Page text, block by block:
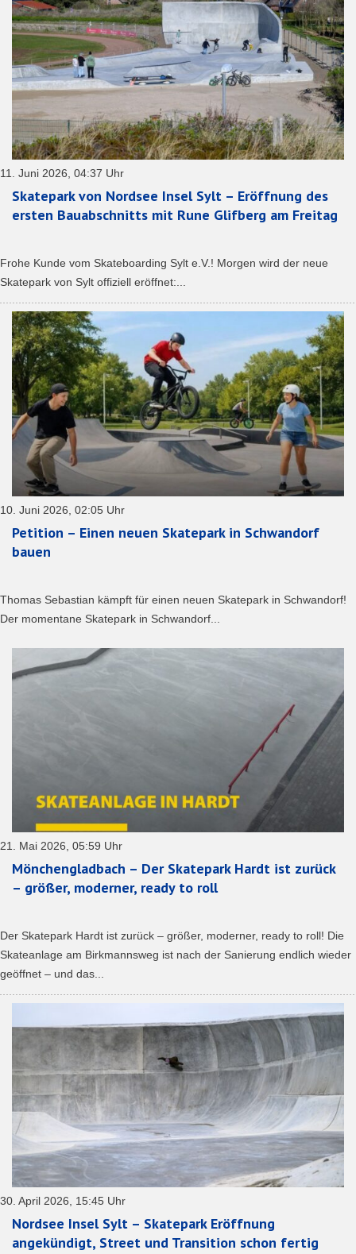
11. Juni 2026, 04:37 Uhr
Skatepark von Nordsee Insel Sylt – Eröffnung des
ersten Bauabschnitts mit Rune Glifberg am Freitag
Frohe Kunde vom Skateboarding Sylt e.V.! Morgen wird der neue
Skatepark von Sylt offiziell eröffnet:...
10. Juni 2026, 02:05 Uhr
Petition – Einen neuen Skatepark in Schwandorf
bauen
Thomas Sebastian kämpft für einen neuen Skatepark in Schwandorf!
Der momentane Skatepark in Schwandorf...
21. Mai 2026, 05:59 Uhr
Mönchengladbach – Der Skatepark Hardt ist zurück
– größer, moderner, ready to roll
Der Skatepark Hardt ist zurück – größer, moderner, ready to roll! Die
Skateanlage am Birkmannsweg ist nach der Sanierung endlich wieder
geöffnet – und das...
30. April 2026, 15:45 Uhr
Nordsee Insel Sylt – Skatepark Eröffnung
angekündigt, Street und Transition schon fertig